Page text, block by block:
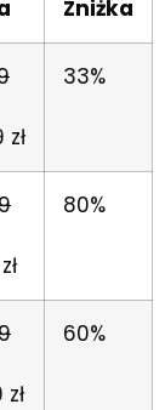
Zniżka
zł
33%
80%
60%